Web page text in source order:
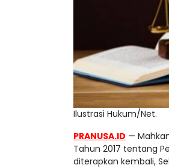
Ilustrasi Hukum/Net.
PRANUSA.ID —
Tahun 2017 tentang
diterapkan kembali,